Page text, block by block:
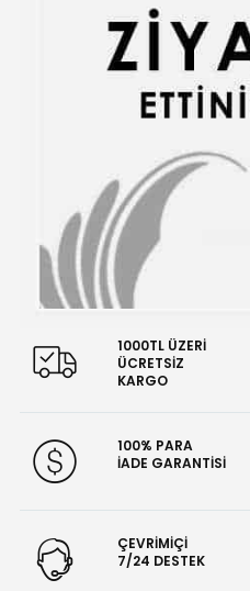
1000TL ÜZERİ
ÜCRETSİZ
KARGO
100% PARA
İADE GARANTİSİ
ÇEVRİMİÇİ
7/24 DESTEK